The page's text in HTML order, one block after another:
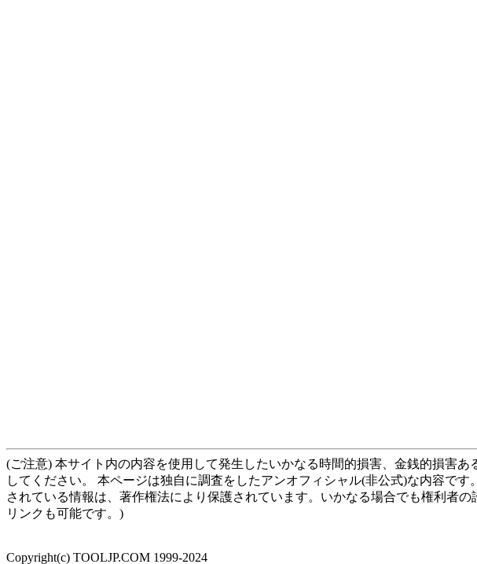
(ご注意) 本サイト内の内容を使用して発生したいかなる時間的損害、金銭的損害
してください。 本ページは独自に調査をしたアンオフィシャル(非公式)な内容で
されている情報は、著作権法により保護されています。いかなる場合でも権利者
リンクも可能です。)
Copyright(c) TOOLJP.COM 1999-2024